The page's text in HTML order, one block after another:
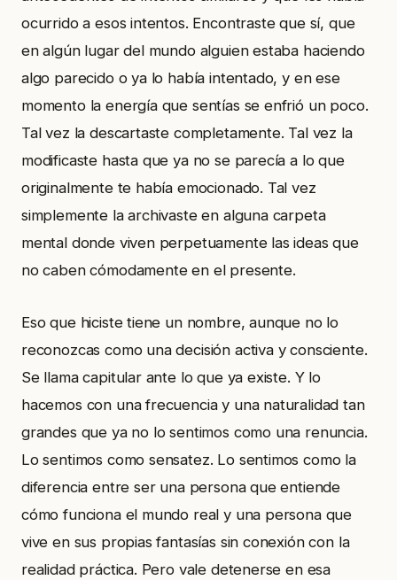
ocurrido a esos intentos. Encontraste que sí, que
en algún lugar del mundo alguien estaba haciendo
algo parecido o ya lo había intentado, y en ese
momento la energía que sentías se enfrió un poco.
Tal vez la descartaste completamente. Tal vez la
modificaste hasta que ya no se parecía a lo que
originalmente te había emocionado. Tal vez
simplemente la archivaste en alguna carpeta
mental donde viven perpetuamente las ideas que
no caben cómodamente en el presente.
Eso que hiciste tiene un nombre, aunque no lo
reconozcas como una decisión activa y consciente.
Se llama capitular ante lo que ya existe. Y lo
hacemos con una frecuencia y una naturalidad tan
grandes que ya no lo sentimos como una renuncia.
Lo sentimos como sensatez. Lo sentimos como la
diferencia entre ser una persona que entiende
cómo funciona el mundo real y una persona que
vive en sus propias fantasías sin conexión con la
realidad práctica. Pero vale detenerse en esa